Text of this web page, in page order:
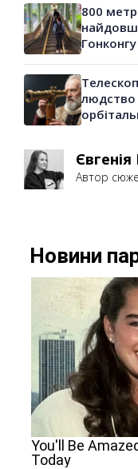
800
Гонконгу
людство
Автор